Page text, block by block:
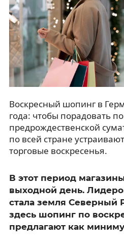
Воскресный шопинг в
года: чтобы порадовать
предрождественской
по всей стране
торговые воскресенья.
В этот период
выходной день.
стала земля Северный
здесь шопинг по
предлагают как